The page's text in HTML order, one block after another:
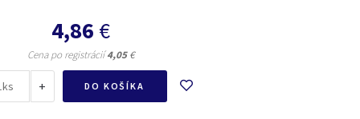
4,86 €
Cena po registrácií4,05€
ks + DO KOŠÍKA